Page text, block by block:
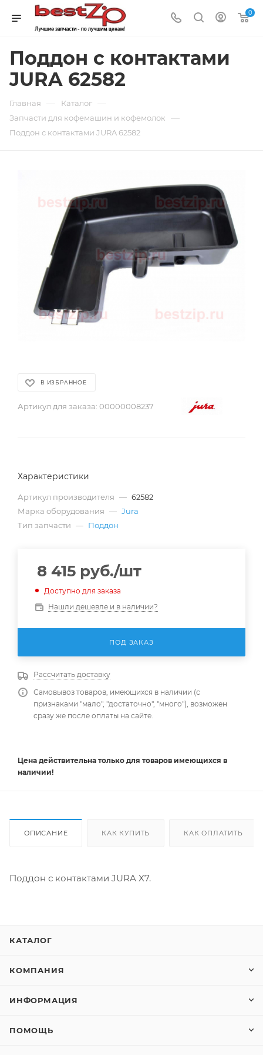
0
Поддон с контактами
JURA 62582
Главная — Каталог —
Запчасти для кофемашин и кофемолок —
Поддон с контактами JURA 62582
В ИЗБРАННОЕ
Артикул для заказа: 00000008237
Характеристики
Артикул производителя — 62582
Марка оборудования — Jura
Тип запчасти — Поддон
8 415 руб./шт
Доступно для заказа
Нашли дешевле и в наличии?
ПОД ЗАКАЗ
Рассчитать доставку
Самовывоз товаров, имеющихся в наличии (с
признаками "мало", "достаточно", "много"), возможен
сразу же после оплаты на сайте.
Цена действительна только для товаров имеющихся в
наличии!
ОПИСАНИЕ КАК КУПИТЬ КАК ОПЛАТИТЬ
Поддон с контактами JURA X7.
КАТАЛОГ
КОМПАНИЯ
ИНФОРМАЦИЯ
ПОМОЩЬ